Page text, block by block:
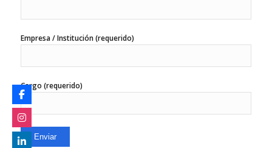
Empresa / Institución (requerido)
Cargo (requerido)